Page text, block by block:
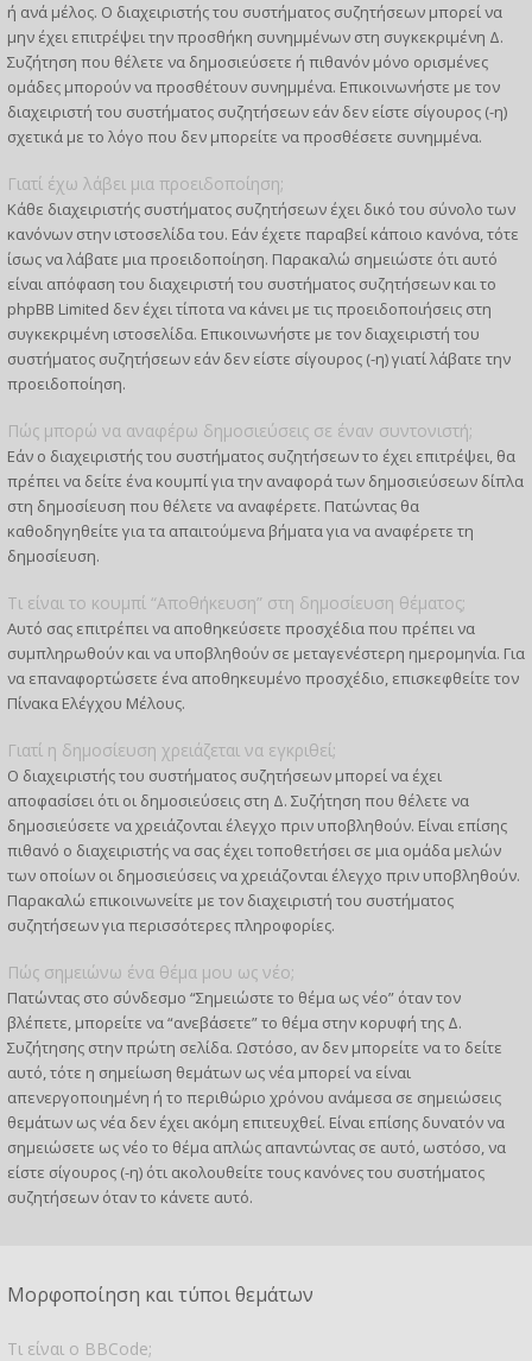
ή ανά μέλος. Ο διαχειριστής του συστήματος συζητήσεων μπορεί να
μην έχει επιτρέψει την προσθήκη συνημμένων στη συγκεκριμένη Δ.
Συζήτηση που θέλετε να δημοσιεύσετε ή πιθανόν μόνο ορισμένες
ομάδες μπορούν να προσθέτουν συνημμένα. Επικοινωνήστε με τον
διαχειριστή του συστήματος συζητήσεων εάν δεν είστε σίγουρος (-η)
σχετικά με το λόγο που δεν μπορείτε να προσθέσετε συνημμένα.
Γιατί έχω λάβει μια προειδοποίηση;
Κάθε διαχειριστής συστήματος συζητήσεων έχει δικό του σύνολο των
κανόνων στην ιστοσελίδα του. Εάν έχετε παραβεί κάποιο κανόνα, τότε
ίσως να λάβατε μια προειδοποίηση. Παρακαλώ σημειώστε ότι αυτό
είναι απόφαση του διαχειριστή του συστήματος συζητήσεων και το
phpBB Limited δεν έχει τίποτα να κάνει με τις προειδοποιήσεις στη
συγκεκριμένη ιστοσελίδα. Επικοινωνήστε με τον διαχειριστή του
συστήματος συζητήσεων εάν δεν είστε σίγουρος (-η) γιατί λάβατε την
προειδοποίηση.
Πώς μπορώ να αναφέρω δημοσιεύσεις σε έναν συντονιστή;
Εάν ο διαχειριστής του συστήματος συζητήσεων το έχει επιτρέψει, θα
πρέπει να δείτε ένα κουμπί για την αναφορά των δημοσιεύσεων δίπλα
στη δημοσίευση που θέλετε να αναφέρετε. Πατώντας θα
καθοδηγηθείτε για τα απαιτούμενα βήματα για να αναφέρετε τη
δημοσίευση.
Τι είναι το κουμπί “Αποθήκευση” στη δημοσίευση θέματος;
Αυτό σας επιτρέπει να αποθηκεύσετε προσχέδια που πρέπει να
συμπληρωθούν και να υποβληθούν σε μεταγενέστερη ημερομηνία. Για
να επαναφορτώσετε ένα αποθηκευμένο προσχέδιο, επισκεφθείτε τον
Πίνακα Ελέγχου Μέλους.
Γιατί η δημοσίευση χρειάζεται να εγκριθεί;
Ο διαχειριστής του συστήματος συζητήσεων μπορεί να έχει
αποφασίσει ότι οι δημοσιεύσεις στη Δ. Συζήτηση που θέλετε να
δημοσιεύσετε να χρειάζονται έλεγχο πριν υποβληθούν. Είναι επίσης
πιθανό ο διαχειριστής να σας έχει τοποθετήσει σε μια ομάδα μελών
των οποίων οι δημοσιεύσεις να χρειάζονται έλεγχο πριν υποβληθούν.
Παρακαλώ επικοινωνείτε με τον διαχειριστή του συστήματος
συζητήσεων για περισσότερες πληροφορίες.
Πώς σημειώνω ένα θέμα μου ως νέο;
Πατώντας στο σύνδεσμο “Σημειώστε το θέμα ως νέο” όταν τον
βλέπετε, μπορείτε να “ανεβάσετε” το θέμα στην κορυφή της Δ.
Συζήτησης στην πρώτη σελίδα. Ωστόσο, αν δεν μπορείτε να το δείτε
αυτό, τότε η σημείωση θεμάτων ως νέα μπορεί να είναι
απενεργοποιημένη ή το περιθώριο χρόνου ανάμεσα σε σημειώσεις
θεμάτων ως νέα δεν έχει ακόμη επιτευχθεί. Είναι επίσης δυνατόν να
σημειώσετε ως νέο το θέμα απλώς απαντώντας σε αυτό, ωστόσο, να
είστε σίγουρος (-η) ότι ακολουθείτε τους κανόνες του συστήματος
συζητήσεων όταν το κάνετε αυτό.
Μορφοποίηση και τύποι θεμάτων
Τι είναι ο BBCode;